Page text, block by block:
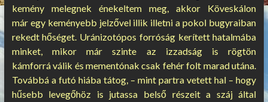
kemény melegnek énekeltem meg, akkor Köveskálon
már egy keményebb jelzővel illik illetni a pokol bugyraiban
rekedt hőséget. Uránizotópos forróság kerített hatalmába
minket, mikor már szinte az izzadság is rögtön
kámforrá válik és mementónak csak fehér folt marad utána.
Továbbá a futó hiába tátog, – mint partra vetett hal – hogy
hűsebb levegőhöz is jutassa belső részeit a száj által